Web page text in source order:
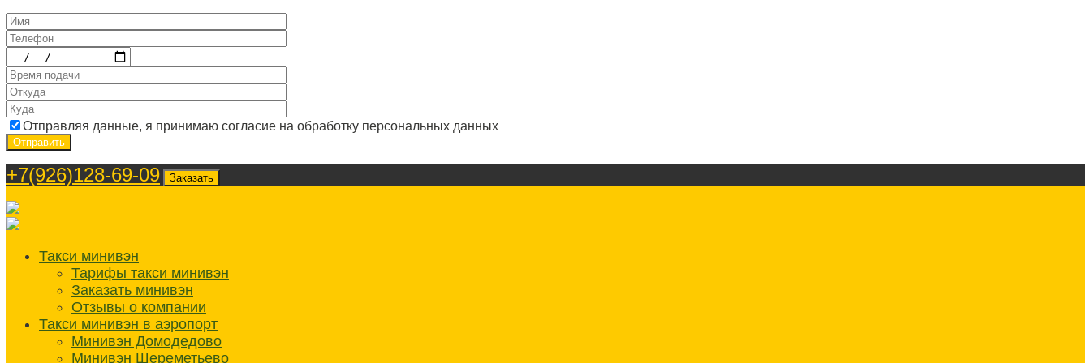
Отправляя данные, я принимаю согласие на обработку персональных данных
+7(926)128-69-09 Заказать
Такси минивэн
Тарифы такси минивэн
Заказать минивэн
Отзывы о компании
Такси минивэн в аэропорт
Минивэн Домодедово
Минивэн Шереметьево